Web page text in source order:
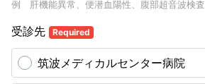
例 肝機能異常、便潜血陽性、腹部超音波検
受診先 Required
筑波メディカルセンター病院